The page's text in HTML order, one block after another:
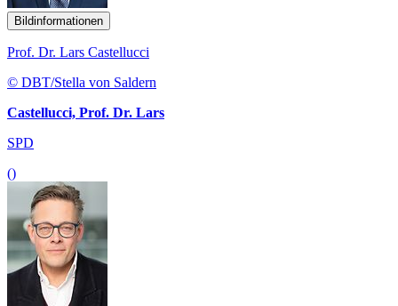
Bildinformationen
Prof. Dr. Lars Castellucci
© DBT/Stella von Saldern
Castellucci, Prof. Dr. Lars
SPD
()